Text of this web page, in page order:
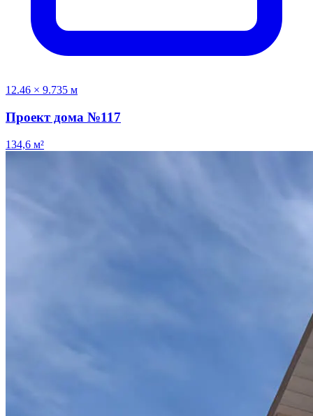
12.46 × 9.735 м
Проект дома №117
134,6 м²